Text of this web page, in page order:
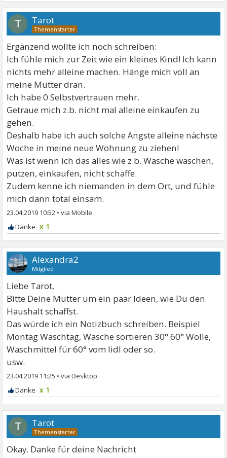
T Tarot
Ergänzend wollte ich noch schreiben:
Ich fühle mich zur Zeit wie ein kleines Kind! Ich kann
nichts mehr alleine machen. Hänge mich voll an
meine Mutter dran.
Ich habe 0 Selbstvertrauen mehr.
Getraue mich z.b. nicht mal alleine einkaufen zu
gehen.
Deshalb habe ich auch solche Ängste alleine nächste
Woche in meine neue Wohnung zu ziehen!
Was ist wenn ich das alles wie z.b. Wäsche waschen,
putzen, einkaufen, nicht schaffe.
Zudem kenne ich niemanden in dem Ort, und fühle
mich dann total einsam.
23.04.2019 10:52 •
x 1
Alexandra2
Mitglied
Liebe Tarot,
Bitte Deine Mutter um ein paar Ideen, wie Du den
Haushalt schaffst.
Das würde ich ein Notizbuch schreiben. Beispiel
Montag Waschtag, Wäsche sortieren 30° 60° Wolle,
Waschmittel für 60° vom lidl oder so.
usw.
23.04.2019 11:25 •
x 1
T Tarot
Okay. Danke für deine Nachricht